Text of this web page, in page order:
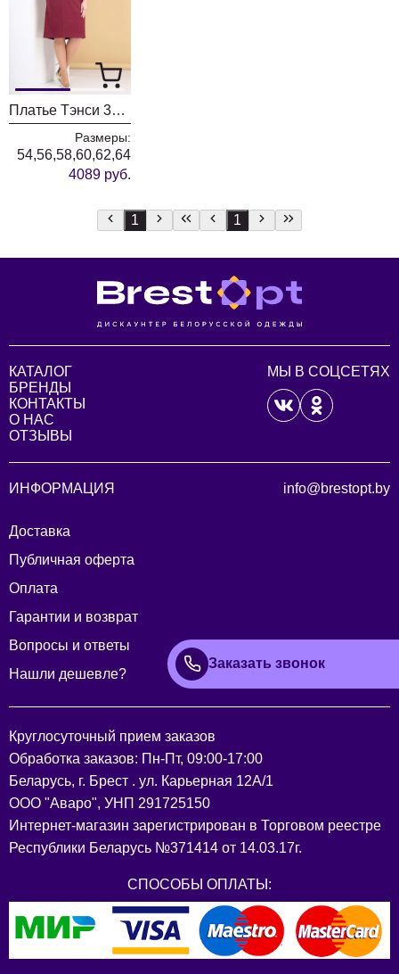
Платье Тэнси 318 винный
Размеры:
54,56,58,60,62,64
4089 руб.
1 1
КАТАЛОГ
БРЕНДЫ
КОНТАКТЫ
О НАС
ОТЗЫВЫ
МЫ В СОЦСЕТЯХ
ИНФОРМАЦИЯ
Доставка
Публичная оферта
Оплата
Гарантии и возврат
Вопросы и ответы
Нашли дешевле?
info@brestopt.by
Заказать звонок
Круглосуточный прием заказов
Обработка заказов: Пн-Пт, 09:00-17:00
Беларусь, г. Брест . ул. Карьерная 12А/1
ООО "Аваро", УНП 291725150
Интернет-магазин зарегистрирован в Торговом реестре
Республики Беларусь №371414 от 14.03.17г.
СПОСОБЫ ОПЛАТЫ: